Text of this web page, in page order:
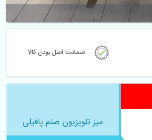
ضمانت اصل بودن کالا
میز تلویزیون صنم پافیلی